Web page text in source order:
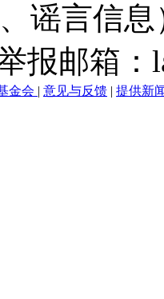
谣言信
报邮箱
金会 | 意见与反馈 | 提供新